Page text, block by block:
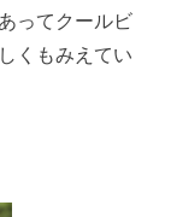
ってクールビ
くもみえてい